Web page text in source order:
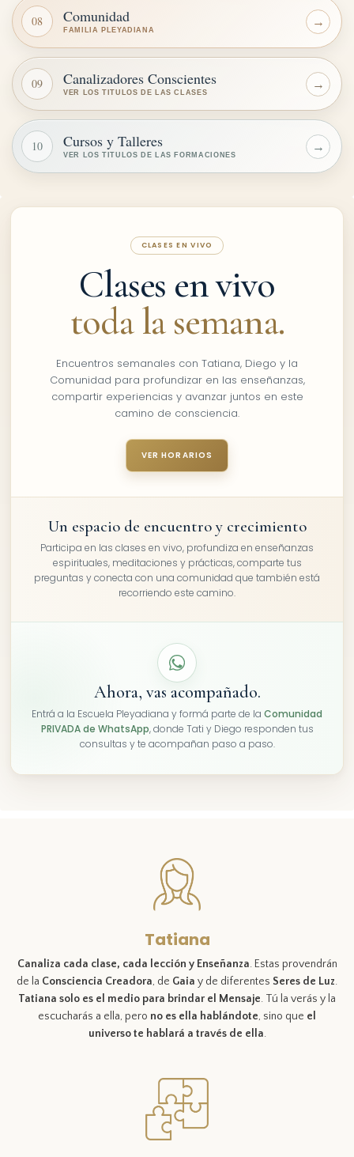
08 Comunidad
FAMILIA PLEYADIANA
→
09 Canalizadores Conscientes
VER LOS TITULOS DE LAS CLASES
→
10 Cursos y Talleres
VER LOS TITULOS DE LAS FORMACIONES
→
CLASES EN VIVO
Clases en vivo
toda la semana.
Encuentros semanales con Tatiana, Diego y la
Comunidad para profundizar en las enseñanzas,
compartir experiencias y avanzar juntos en este
camino de consciencia.
VER HORARIOS
Un espacio de encuentro y crecimiento
Participa en las clases en vivo, profundiza en enseñanzas
espirituales, meditaciones y prácticas, comparte tus
preguntas y conecta con una comunidad que también está
recorriendo este camino.
Ahora, vas acompañado.
Entrá a la Escuela Pleyadiana y formá parte de la Comunidad
PRIVADA de WhatsApp, donde Tati y Diego responden tus
consultas y te acompañan paso a paso.
Tatiana
Canaliza cada clase, cada lección y Enseñanza. Estas provendrán
de la Consciencia Creadora, de Gaia y de diferentes Seres de Luz.
Tatiana solo es el medio para brindar el Mensaje. Tú la verás y la
escucharás a ella, pero no es ella hablándote, sino que el
universo te hablará a través de ella.